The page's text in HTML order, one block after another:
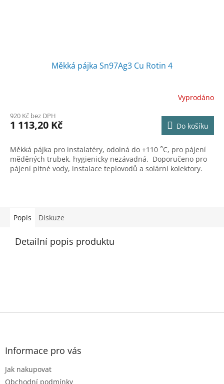
Měkká pájka Sn97Ag3 Cu Rotin 4
Vyprodáno
920 Kč bez DPH
1 113,20 Kč Do košíku
Měkká pájka pro instalatéry, odolná do +110 °C, pro pájení
měděných trubek, hygienicky nezávadná. Doporučeno pro
pájení pitné vody, instalace teplovodů a solární kolektory.
Popis Diskuze
Detailní popis produktu
Z
Informace pro vás
Jak nakupovat
Obchodní podmínky